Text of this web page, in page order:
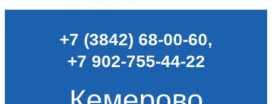
+7 (3842) 68-00-60,
+7 902-755-44-22